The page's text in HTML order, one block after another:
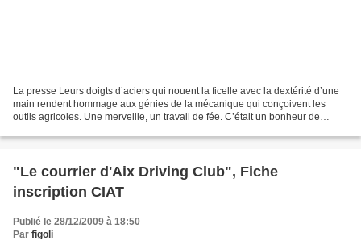
La presse Leurs doigts d’aciers qui nouent la ficelle avec la dextérité d’une
main rendent hommage aux génies de la mécanique qui conçoivent les
outils agricoles. Une merveille, un travail de fée. C’était un bonheur de
"Le courrier d'Aix Driving Club", Fiche
inscription CIAT
Publié le 28/12/2009 à 18:50
Par figoli